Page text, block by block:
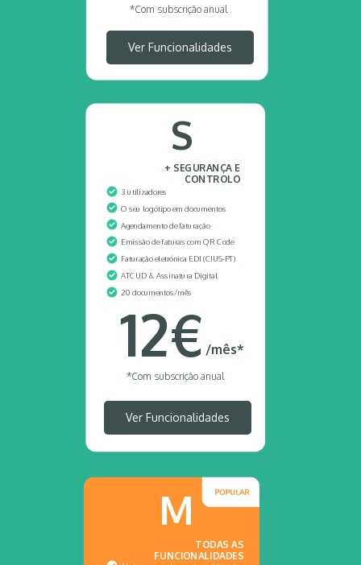
S
+ SEGURANÇA E
CONTROLO
3 utilizadores
O seu logótipo em documentos
Agendamento de faturação
Emissão de faturas com QR Code
Faturação eletrónica EDI (CIUS-PT)
ATCUD & Assinatura Digital
20documentos/mês
/mês*
*Com subscrição anual
Ver Funcionalidades
M
TODAS AS
FUNCIONALIDADES
*Com subscrição anual
Ver Funcionalidades
12€